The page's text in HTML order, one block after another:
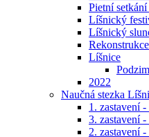
Pietní
Líšnický
Líšnický
Líšnice
2022
Naučná stezka
1. zastavení
3. zastavení
2. zastavení